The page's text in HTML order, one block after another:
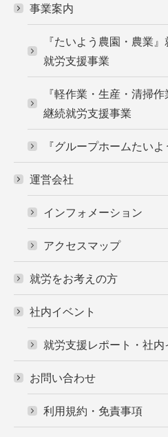
事業案内
『たいよう農園・農業
就労支援事業
『軽作業・生産・清掃
継続就労支援事業
『グループホームたい
運営会社
インフォメーション
アクセスマップ
就労をお考えの方
社内イベント
就労支援レポート・社内
お問い合わせ
利用規約・免責事項